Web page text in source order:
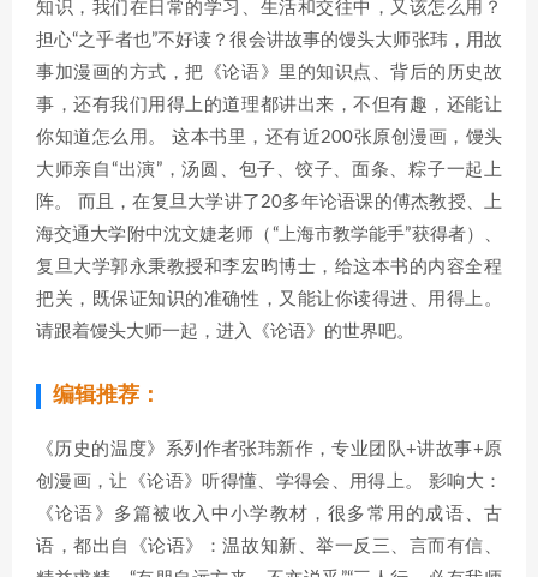
知识，我们在日常的学习、生活和交往中，又该怎么用？
担心“之乎者也”不好读？很会讲故事的馒头大师张玮，用故
事加漫画的方式，把《论语》里的知识点、背后的历史故
事，还有我们用得上的道理都讲出来，不但有趣，还能让
你知道怎么用。 这本书里，还有近200张原创漫画，馒头
大师亲自“出演”，汤圆、包子、饺子、面条、粽子一起上
阵。 而且，在复旦大学讲了20多年论语课的傅杰教授、上
海交通大学附中沈文婕老师（“上海市教学能手”获得者）、
复旦大学郭永秉教授和李宏昀博士，给这本书的内容全程
把关，既保证知识的准确性，又能让你读得进、用得上。
请跟着馒头大师一起，进入《论语》的世界吧。
编辑推荐：
《历史的温度》系列作者张玮新作，专业团队+讲故事+原
创漫画，让《论语》听得懂、学得会、用得上。 影响大：
《论语》多篇被收入中小学教材，很多常用的成语、古
语，都出自《论语》：温故知新、举一反三、言而有信、